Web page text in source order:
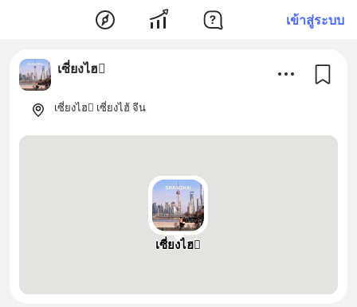
เข้าสู่ระบบ
เซี่ยงไฮ
เซี่ยงไฮ เซี่ยงไฮ้ จีน
เซี่ยงไฮ